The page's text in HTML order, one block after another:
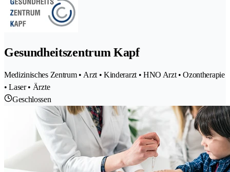
Gesundheitszentrum Kapf
Medizinisches Zentrum • Arzt • Kinderarzt • HNO Arzt • Ozontherapie
• Laser • Ärzte
Geschlossen